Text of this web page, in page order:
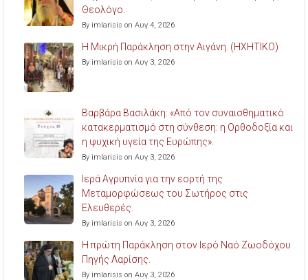
Θεολόγο.
By imlarisis on Αυγ 4, 2026
Η Μικρή Παράκληση στην Αιγάνη. (ΗΧΗΤΙΚΟ)
By imlarisis on Αυγ 3, 2026
Βαρβάρα Βασιλάκη: «Από τον συναισθηματικό
κατακερματισμό στη σύνθεση: η Ορθοδοξία και
η ψυχική υγεία της Ευρώπης».
By imlarisis on Αυγ 3, 2026
Ιερά Αγρυπνία για την εορτή της
Μεταμορφώσεως του Σωτήρος στις
Ελευθερές.
By imlarisis on Αυγ 3, 2026
Η πρώτη Παράκληση στον Ιερό Ναό Ζωοδόχου
Πηγής Λαρίσης.
By imlarisis on Αυγ 3, 2026